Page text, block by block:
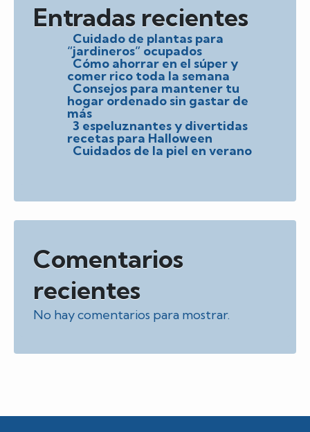
Entradas recientes
Cuidado de plantas para
“jardineros” ocupados
Cómo ahorrar en el súper y
comer rico toda la semana
Consejos para mantener tu
hogar ordenado sin gastar de
más
3 espeluznantes y divertidas
recetas para Halloween
Cuidados de la piel en verano
Comentarios
recientes
No hay comentarios para mostrar.